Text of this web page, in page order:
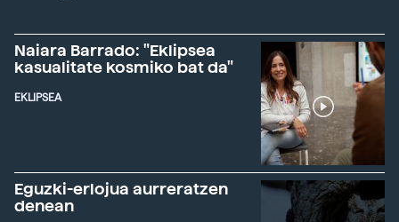
Naiara Barrado: "Eklipsea
kasualitate kosmiko bat da"
EKLIPSEA
Eguzki-erlojua aurreratzen
denean